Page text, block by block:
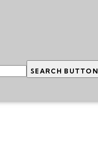
SEARCH BUTTON